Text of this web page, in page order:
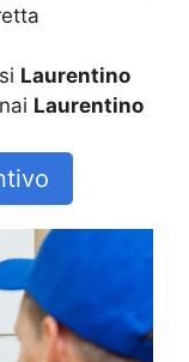
Laurentino
Laurentino